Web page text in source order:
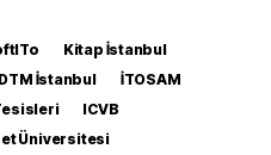
Kitap İstanbul
İstanbul
İTOSAM
ICVB
Üniversitesi